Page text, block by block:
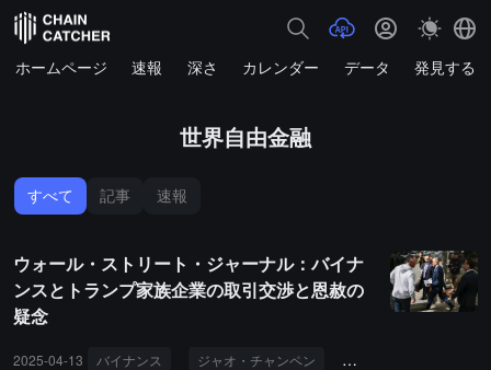
ホームページ 速報 深さ カレンダー データ 発見する
世界自由金融
すべて 記事 速報
ウォール・ストリート・ジャーナル：バイナ
ンスとトランプ家族企業の取引交渉と恩赦の
疑念
2025-04-13 バイナンス ジャオ・チャンペン スン・ユーチェン